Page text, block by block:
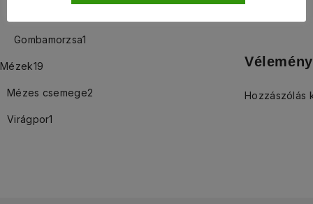
Hozzászólás
Gombamorzsa1
Mézek19
Mézes csemege2
Virágpor1